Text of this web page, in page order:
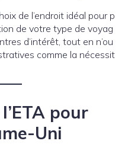
de l’endroit idéal pour p
de votre type de voyag
d’intérêt, tout en n’ou
comme la nécessit
pour
Uni